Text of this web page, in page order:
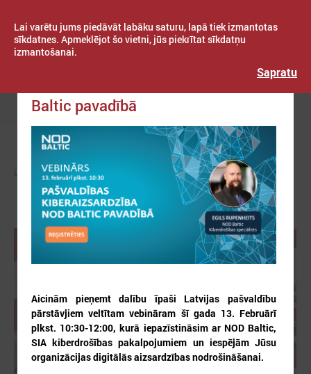
Lai varētu jums piedāvāt labāku saturu, lapā tiek izmantotas
sīkdatnes. Apmeklējot šo vietni, jūs piekrītat sīkdatņu
izmantošanai.
Sapratu
Izvēlne
ZIŅAS PAŠVALDĪBĀS
Baltic pavadībā
Aicinām pieņemt dalību īpaši Latvijas pašvaldību
pārstāvjiem veltītam vebināram šī gada 13. Februārī
plkst. 10:30-12:00, kurā iepazīstināsim ar NOD Baltic,
SIA kiberdrošības pakalpojumiem un iespējām Jūsu
organizācijas digitālās aizsardzības nodrošināšanai.